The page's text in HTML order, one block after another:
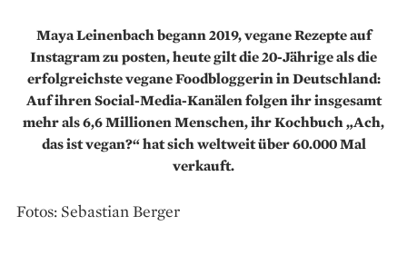
Maya Leinenbach begann 2019, vegane Rezepte auf
Instagram zu posten, heute gilt die 20-Jährige alsdie
erfolgreichste vegane Foodbloggerin in Deutschland:
Auf ihren Social-Media-Kanälen folgen ihrinsgesamt
mehr als 6,6 Millionen Menschen,ihr Kochbuch „Ach,
das ist vegan?“hat sich weltweit über 60.000 Mal
verkauft.
Fotos: Sebastian Berger